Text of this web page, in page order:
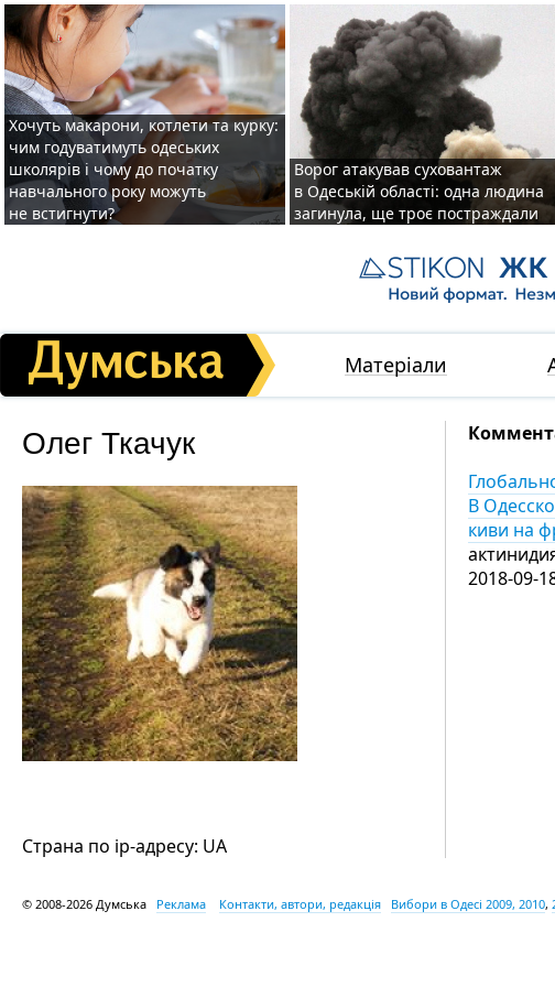
Хочуть макарони, котлети та курку:
чим годуватимуть одеських
школярів і чому до початку
навчального року можуть
не встигнути?
Ворог атакував суховантаж
в Одеській області: одна людина
загинула, ще троє постраждали
Матеріали
Олег Ткачук
Страна по ip-адресу: UA
В
киви на
2018-09-
© 2008-2026 Думська Реклама Контакти, автори, редакція Вибори в Одесі 2009, 2010,